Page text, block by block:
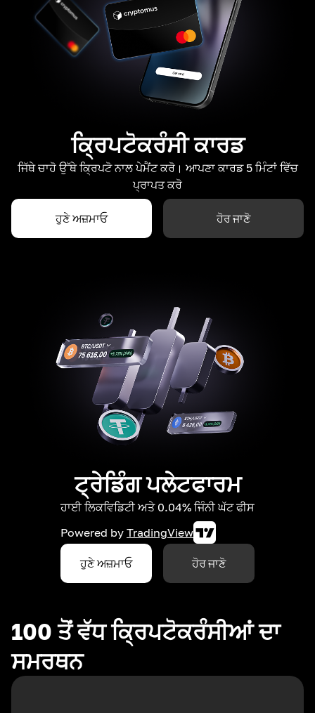
ਕ੍ਰਿਪਟੋਕਰੰਸੀ ਕਾਰਡ
ਜਿੱਥੇ ਚਾਹੋ ਉੱਥੇ ਕ੍ਰਿਪਟੋ ਨਾਲ ਪੇਮੈਂਟ ਕਰੋ। ਆਪਣਾ ਕਾਰਡ 5 ਮਿੰਟਾਂ ਵਿੱਚ
ਪ੍ਰਾਪਤ ਕਰੋ
ਹੁਣੇ ਅਜ਼ਮਾਓ ਹੋਰ ਜਾਣੋ
ਟ੍ਰੇਡਿੰਗ ਪਲੇਟਫਾਰਮ
ਹਾਈ ਲਿਕਵਿਡਿਟੀ ਅਤੇ 0.04% ਜਿੰਨੀ ਘੱਟ ਫੀਸ
Powered by TradingView
ਹੁਣੇ ਅਜ਼ਮਾਓ ਹੋਰ ਜਾਣੋ
100 ਤੋਂ ਵੱਧ ਕ੍ਰਿਪਟੋਕਰੰਸੀਆਂ ਦਾ
ਸਮਰਥਨ